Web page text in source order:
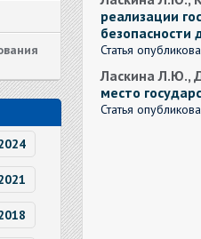
реализации
безопасности
Статья
Ласкина Л.Ю.,
место
Статья